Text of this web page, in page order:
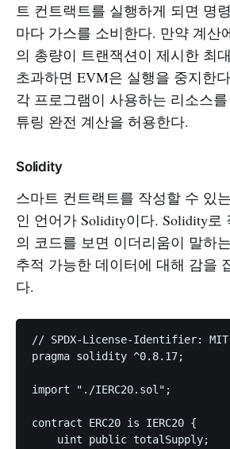
트 컨트랙트를 실행하게 되면 명
마다 가스를 소비한다. 만약 계산
의 총량이 트랜잭션이 제시한 최
초과하면 EVM은 실행을 중지한
각 프로그램이 사용하는 리소스
튜링 완전 계산을 허용한다.
Solidity
스마트 컨트랙트를 작성할 수 있
인 언어가 Solidity이다. Solidity로
의 코드를 보면 이더리움이 말하
추적 가능한 데이터에 대해 감을
다.
// SPDX-License-Identifier: MIT
pragma solidity ^0.8.17;
import "./IERC20.sol";
contract ERC20 is IERC20 {
    uint public totalSupply;